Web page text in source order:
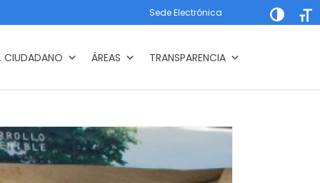
Alternar
Sede Electrónica
CIUDADANO ÁREAS TRANSPARENCIA